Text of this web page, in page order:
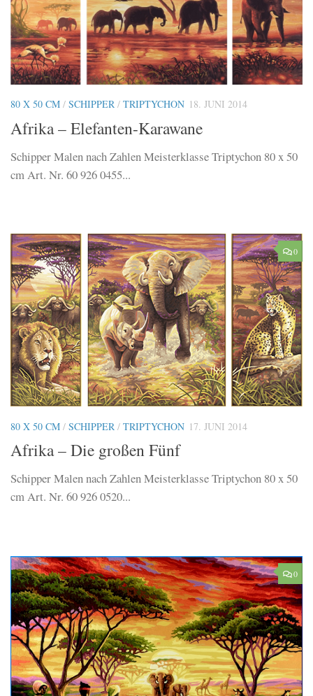
80 X 50 CM / SCHIPPER / TRIPTYCHON 18. JUNI 2014
Afrika – Elefanten-Karawane
Schipper Malen nach Zahlen Meisterklasse Triptychon 80 x 50
cm Art. Nr. 60 926 0455...
0
80 X 50 CM / SCHIPPER / TRIPTYCHON 17. JUNI 2014
Afrika – Die großen Fünf
Schipper Malen nach Zahlen Meisterklasse Triptychon 80 x 50
cm Art. Nr. 60 926 0520...
0